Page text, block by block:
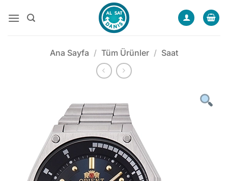
atla
Ana Sayfa / Tüm Ürünler / Saat